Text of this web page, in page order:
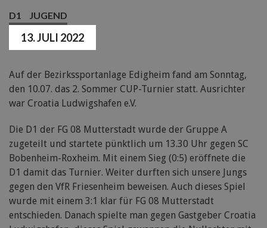
D1 JUGEND
13. JULI 2022
Auf der Bezirkssportanlage Edigheim fand am Sonntag,
den 10.07. das 2. Sommer CUP-Turnier statt. Ausrichter
war Croatia Ludwigshafen e.V.
Die D1 der FG 08 Mutterstadt wurde der Gruppe A
zugeteilt und startete pünktlich um 13.30 Uhr gegen SC
Bobenheim-Roxheim. Mit einem Sieg (0:5) eröffnete die
D1 damit das Turnier. Weiter durften sich unsere Jungs
gegen den VfR Friesenheim beweisen. Auch dieses Spiel
wurde mit einem 3:1 klar für FG 08 Mutterstadt
entschieden. Danach spielte man gegen Gastgeber Croatia